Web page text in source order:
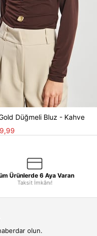
Düğmeli Bluz - Kahve
Ürünlerde 6 Aya Varan
Taksit İmkânı!
olun.